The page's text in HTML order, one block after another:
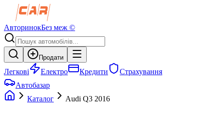
АвторинокБез меж ©
Продати
Легкові Електро Кредити
Страхування
Автобазар
Каталог
Audi Q3 2016